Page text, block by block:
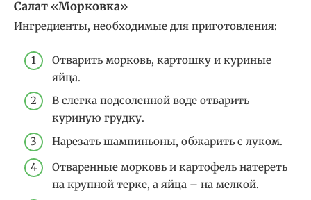
Салат «Морковка»
Ингредиенты, необходимые для приготовления:
Отварить морковь, картошку и куриные
яйца.
В слегка подсоленной воде отварить
куриную грудку.
Нарезать шампиньоны, обжарить с луком.
Отваренные морковь и картофель натереть
на крупной терке, а яйца – на мелкой.